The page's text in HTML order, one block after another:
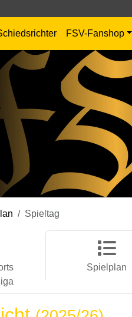
FSV-Fanshop
Spieltag
Spielplan